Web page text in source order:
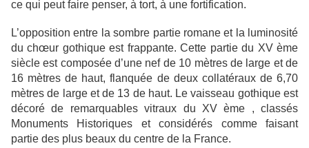
ce qui peut faire penser, à tort, à une fortification.
L’opposition entre la sombre partie romane et la luminosité
du chœur gothique est frappante. Cette partie du XV ème
siècle est composée d’une nef de 10 mètres de large et de
16 mètres de haut, flanquée de deux collatéraux de 6,70
mètres de large et de 13 de haut. Le vaisseau gothique est
décoré de remarquables vitraux du XV ème , classés
Monuments Historiques et considérés comme faisant
partie des plus beaux du centre de la France.